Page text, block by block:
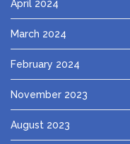
April 2024
March 2024
February 2024
November 2023
August 2023